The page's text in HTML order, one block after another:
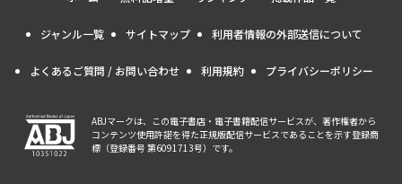
ジャンル一覧 サイトマップ 利用者情報の外部送信について
よくあるご質問 / お問い合わせ 利用規約 プライバシーポリシー
ABJマークは、この電子書店・電子書籍配信サービスが、著作権者から
コンテンツ使用許諾を得た正規版配信サービスであることを示す登録商
標（登録番号 第6091713号）です。